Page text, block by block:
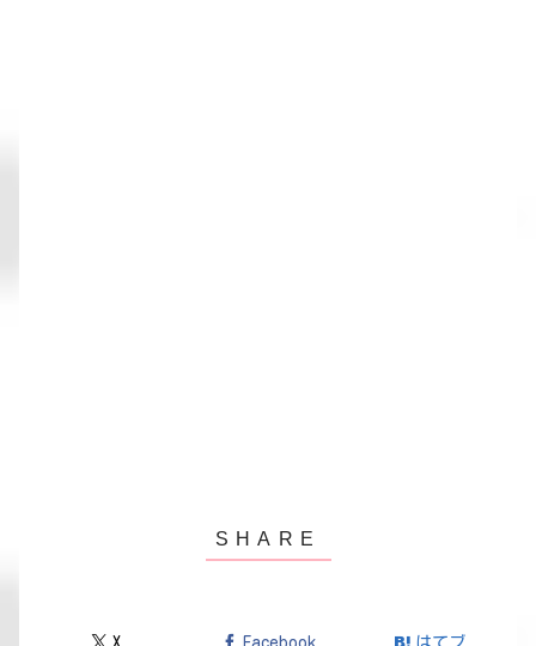
X Facebook はてブ